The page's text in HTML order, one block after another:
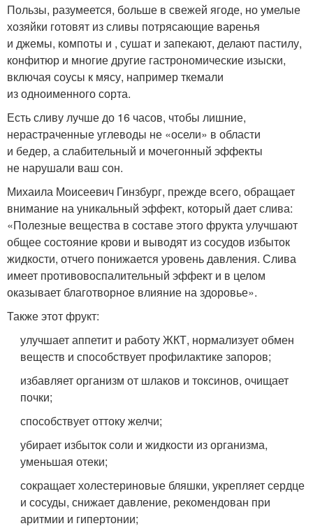
Пользы, разумеется, больше в свежей ягоде, но умелые
хозяйки готовят из сливы потрясающие варенья
и джемы, компоты и , сушат и запекают, делают пастилу,
конфитюр и многие другие гастрономические изыски,
включая соусы к мясу, например ткемали
из одноименного сорта.
Есть сливу лучше до 16 часов, чтобы лишние,
нерастраченные углеводы не «осели» в области
и бедер, а слабительный и мочегонный эффекты
не нарушали ваш сон.
Михаила Моисеевич Гинзбург, прежде всего, обращает
внимание на уникальный эффект, который дает слива:
«Полезные вещества в составе этого фрукта улучшают
общее состояние крови и выводят из сосудов избыток
жидкости, отчего понижается уровень давления. Слива
имеет противовоспалительный эффект и в целом
оказывает благотворное влияние на здоровье».
Также этот фрукт:
улучшает аппетит и работу ЖКТ, нормализует обмен
веществ и способствует профилактике запоров;
избавляет организм от шлаков и токсинов, очищает
почки;
способствует оттоку желчи;
убирает избыток соли и жидкости из организма,
уменьшая отеки;
сокращает холестериновые бляшки, укрепляет сердце
и сосуды, снижает давление, рекомендован при
аритмии и гипертонии;